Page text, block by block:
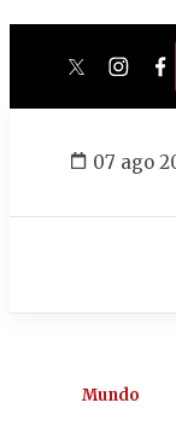
twitter
07 ago
Mundo